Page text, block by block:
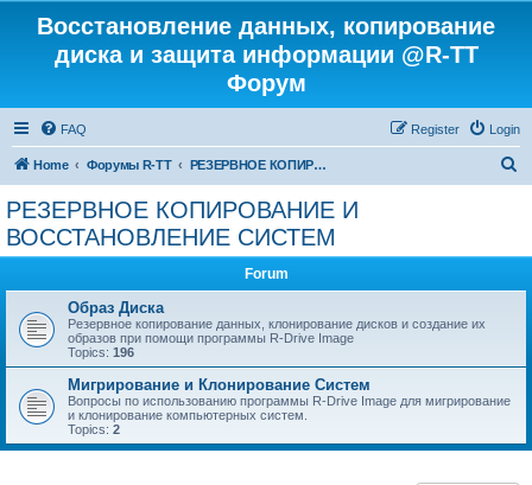
Восстановление данных, копирование
диска и защита информации @R-TT
Форум
FAQ Login
Register
Home Форумы R-TT РЕЗЕРВНОЕ КОПИРОВАНИЕ И ВОССТАНОВЛЕНИЕ СИСТЕМ
РЕЗЕРВНОЕ КОПИРОВАНИЕ И
ВОССТАНОВЛЕНИЕ СИСТЕМ
Forum
Образ Диска
Резервное копирование данных, клонирование дисков и создание их
образов при помощи программы R-Drive Image
Topics: 196
Мигрирование и Клонирование Систем
Вопросы по использованию программы R-Drive Image для мигрирование
и клонирование компьютерных систем.
Topics: 2